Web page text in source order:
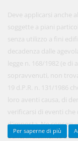
Deve applicarsi anche
soggette a piani
senza utilizzo a fini
decadenza dalle
legge n. 168/1982 (e
sopravvenuti, non
19 d.P.R. n. 131/1986
loro aventi causa, di
verificarsi di eventi
d'imposta. Ne
bene, inizialmente
Per saperne di più